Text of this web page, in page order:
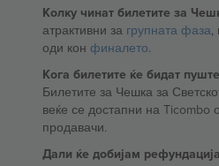
Колку чинат билетите за
атрактивни за групната фаза,
оди кон финалето.
Кога билетите ќе бидат
Билетите за Чешка за
веќе се достапни на Ticombo
продавачи.
Дали ќе добијам